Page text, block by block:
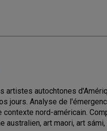
artistes autochtones
jours. Analyse de
nord-américain.
australien, art maori, art sámi,